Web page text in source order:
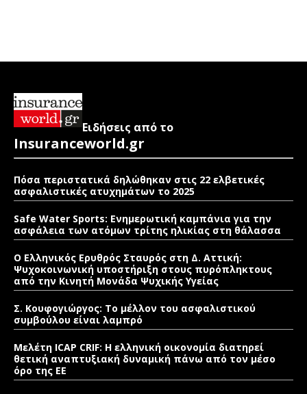
Ειδήσεις από το
Insuranceworld.gr
Πόσα περιστατικά δηλώθηκαν στις 22 ελβετικές
ασφαλιστικές ατυχημάτων το 2025
Safe Water Sports: Eνημερωτική καμπάνια για την
ασφάλεια των ατόμων τρίτης ηλικίας στη θάλασσα
Ο Ελληνικός Ερυθρός Σταυρός στη Δ. Αττική:
Ψυχοκοινωνική υποστήριξη στους πυρόπληκτους
από την Κινητή Μονάδα Ψυχικής Υγείας
Σ. Κουφογιώργος: To μέλλον του ασφαλιστικού
συμβούλου είναι λαμπρό
Μελέτη ICAP CRIF: Η ελληνική οικονομία διατηρεί
θετική αναπτυξιακή δυναμική πάνω από τον μέσο
όρο της ΕΕ